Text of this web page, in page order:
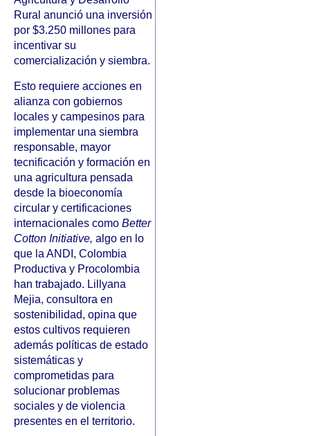
Rural anunció una inversión
por $3.250 millones para
incentivar su
comercialización y siembra.
Esto requiere acciones en
alianza con gobiernos
locales y campesinos para
implementar una siembra
responsable, mayor
tecnificación y formación en
una agricultura pensada
desde la bioeconomía
circular y certificaciones
internacionales como Better
Cotton Initiative, algo en lo
que la ANDI, Colombia
Productiva y Procolombia
han trabajado. Lillyana
Mejia, consultora en
sostenibilidad, opina que
estos cultivos requieren
además políticas de estado
sistemáticas y
comprometidas para
solucionar problemas
sociales y de violencia
presentes en el territorio.